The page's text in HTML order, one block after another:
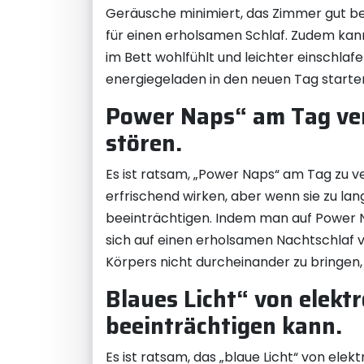
Geräusche minimiert, das Zimmer gut
für einen erholsamen Schlaf. Zudem
im Bett wohlfühlt und leichter
energiegeladen in den neuen Tag
Power Naps“ am Tag
stören.
Es ist ratsam, „Power Naps“ am Tag
erfrischend wirken, aber wenn sie zu
beeinträchtigen. Indem man auf
sich auf einen erholsamen Nachtschlaf
Körpers nicht durcheinander zu
Blaues Licht“ von
beeinträchtigen kann.
Es ist ratsam, das „blaue Licht“ von